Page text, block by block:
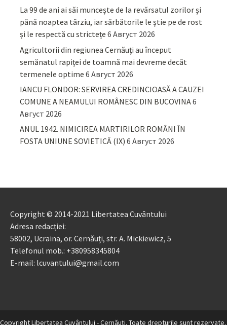
La 99 de ani ai săi muncește de la revărsatul zorilor și
până noaptea târziu, iar sărbătorile le știe pe de rost
și le respectă cu strictețe 6 Август 2026
Agricultorii din regiunea Cernăuți au început
semănatul rapiței de toamnă mai devreme decât
termenele optime 6 Август 2026
IANCU FLONDOR: SERVIREA CREDINCIOASĂ A CAUZEI
COMUNE A NEAMULUI ROMÂNESC DIN BUCOVINA6
Август 2026
ANUL 1942. NIMICIREA MARTIRILOR ROMÂNI ÎN
FOSTA UNIUNE SOVIETICĂ (IX) 6 Август 2026
Copyright © 2014-2021 Libertatea Cuvântului
Adresa redacției:
58002, Ucraina, or. Cernăuți, str. A. Mickiewicz, 5
Telefonul mob.: +380958345804
E-mail: lcuvantului@gmail.com
Copyright Libertatea Cuvântului - Cernăuţi. Toate drepturile sunt rezervate.